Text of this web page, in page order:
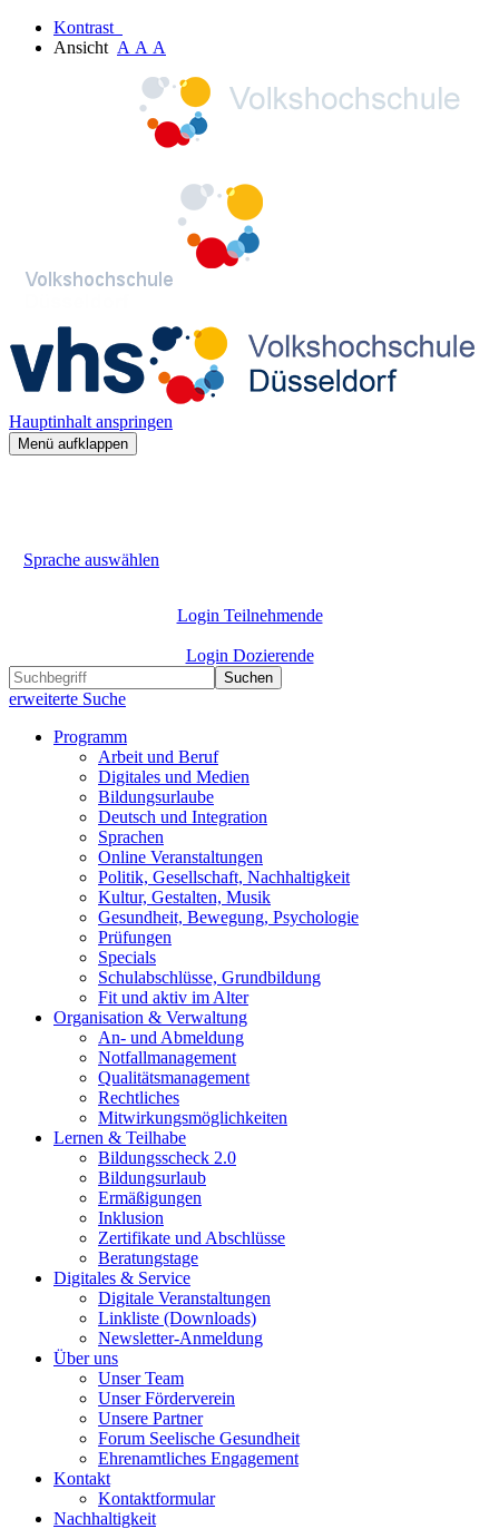
Kontrast
Ansicht A A A
Hauptinhalt anspringen
Menü aufklappen
Sprache auswählen
Login Teilnehmende
Login Dozierende
Suchen
erweiterte Suche
Programm
Arbeit und Beruf
Digitales und Medien
Bildungsurlaube
Deutsch und Integration
Sprachen
Online Veranstaltungen
Politik, Gesellschaft, Nachhaltigkeit
Kultur, Gestalten, Musik
Gesundheit, Bewegung, Psychologie
Prüfungen
Specials
Schulabschlüsse, Grundbildung
Fit und aktiv im Alter
Organisation & Verwaltung
An- und Abmeldung
Notfallmanagement
Qualitätsmanagement
Rechtliches
Mitwirkungsmöglichkeiten
Lernen & Teilhabe
Bildungsscheck 2.0
Bildungsurlaub
Ermäßigungen
Inklusion
Zertifikate und Abschlüsse
Beratungstage
Digitales & Service
Digitale Veranstaltungen
Linkliste (Downloads)
Newsletter-Anmeldung
Über uns
Unser Team
Unser Förderverein
Unsere Partner
Forum Seelische Gesundheit
Ehrenamtliches Engagement
Kontakt
Kontaktformular
Nachhaltigkeit